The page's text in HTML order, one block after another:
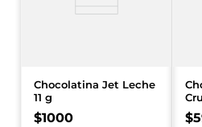
Chocolatina Jet Leche
11 g
$1000 $